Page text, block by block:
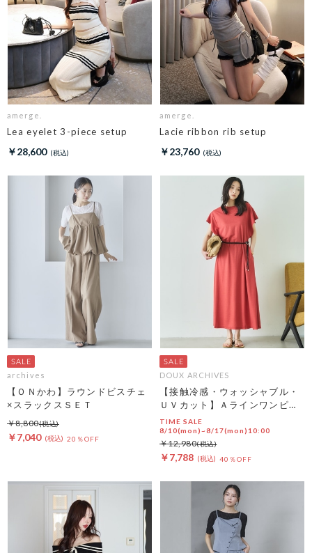
amerge.
Lea eyelet 3-piece setup
￥28,600
amerge.
Lacie ribbon rib setup
￥23,760
archives
【ＯＮかわ】ラウンドビスチェ
×スラックスＳＥＴ
￥7,040 20％OFF
￥8,800
DOUX ARCHIVES
【接触冷感・ウォッシャブル・
ＵＶカット】Ａラインワンピー
ス
TIME SALE
8/10(mon)~8/17(mon)10:00
￥7,788 40％OFF
￥12,980